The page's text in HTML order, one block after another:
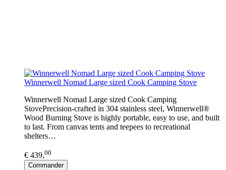
Winnerwell Nomad Large sized Cook Camping Stove
Winnerwell Nomad Large sized Cook Camping
StovePrecision-crafted in 304 stainless steel, Winnerwell®
Wood Burning Stove is highly portable, easy to use, and built
to last. From canvas tents and teepees to recreational
shelters…
€ 439,00
Commander